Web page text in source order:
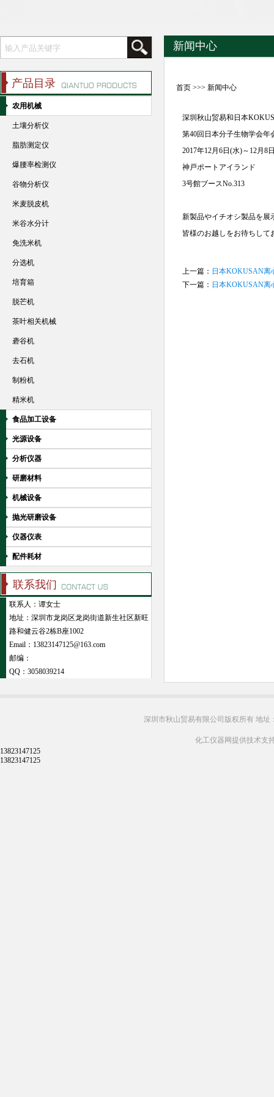
新闻中心
首页>>> 新闻中心
深圳秋山贸易和日本
第40回日本分子生物学会年
2017年12月6日(水)～12月8
神戸ポートアイランド
3号館ブースNo.313
新製品やイチオシ製品を展
皆様のお越しをお待ちして
上一篇： 日本KOKUSAN离
下一篇： 日本KOKUSAN离
产品目录
农用机械
土壤分析仪
脂肪测定仪
爆腰率检测仪
谷物分析仪
米麦脱皮机
米谷水分计
免洗米机
分选机
培育箱
脱芒机
茶叶相关机械
砻谷机
去石机
制粉机
精米机
食品加工设备
光源设备
分析仪器
研磨材料
机械设备
抛光研磨设备
仪器仪表
配件耗材
联系我们
联系人：谭女士
地址：深圳市龙岗区龙岗街道新生社区新旺
路和健云谷2栋B座1002
Email：13823147125@163.com
邮编：
QQ： 3058039214
深圳市秋山贸易有限公司版权所有 地址
化工仪器网提供技术支
13823147125
13823147125